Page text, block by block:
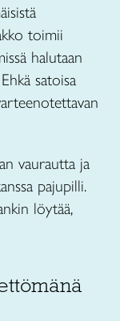
toimii
halutaan
satoisa
vaurautta ja
pajupilli.
löytää,